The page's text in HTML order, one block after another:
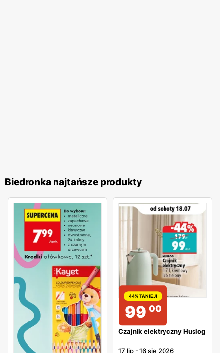
Biedronka najtańsze produkty
44% TANIEJ!
99 00
Czajnik elektryczny Huslog
17 lip -16 sie 2026